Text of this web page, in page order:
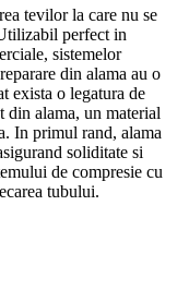
tevilor la care nu se
perfect in
sistemelor
din alama au o
exista o legatura de
din alama, un material
In primul rand, alama
soliditate si
de compresie cu
tubului.